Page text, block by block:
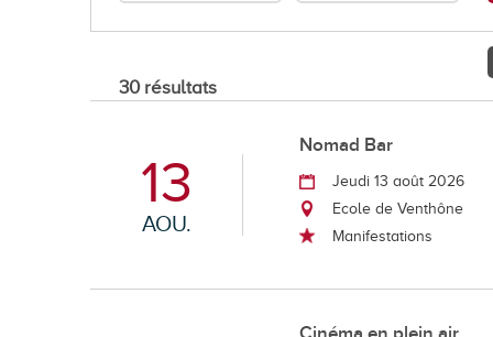
Tourisme et
Tourisme
Oenotourisme
Patrimoine
30 résultats
13
AOU.
Nomad Bar
Jeudi 13 août 2026
Ecole de Venthône
Manifestations